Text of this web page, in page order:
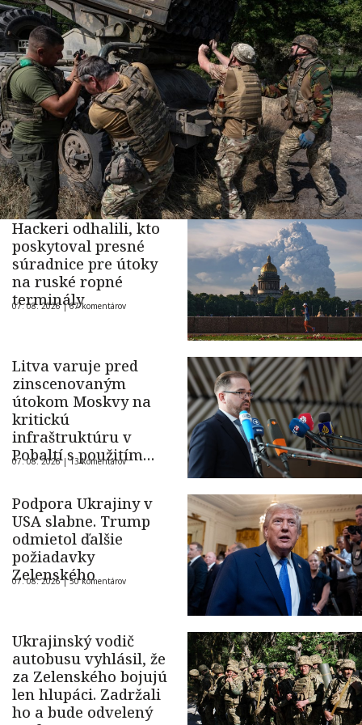
Hackeri odhalili, kto
poskytoval presné
súradnice pre útoky
na ruské ropné
terminály
07. 08. 2026 |67 komentárov
Litva varuje pred
zinscenovaným
útokom Moskvy na
kritickú
infraštruktúru v
Pobaltí s použitím
ukrajinského dronu
07. 08. 2026 |13 komentárov
Podpora Ukrajiny v
USA slabne. Trump
odmietol ďalšie
požiadavky
Zelenského
07. 08. 2026 |50 komentárov
Ukrajinský vodič
autobusu vyhlásil, že
za Zelenského bojujú
len hlupáci. Zadržali
ho a bude odvelený